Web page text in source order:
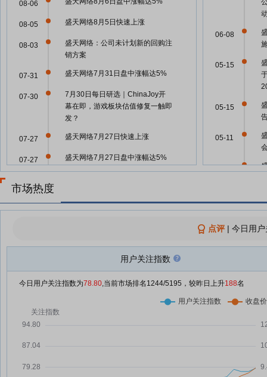
08-06
盛天网络8月5日快速上涨
08-05
盛天网络：公司未计划新的回购注
销方案
08-03
盛天网络7月31日盘中涨幅达5%
07-31
7月30日每日研选｜ChinaJoy开
幕在即，游戏板块估值修复一触即
发？
07-30
盛天网络7月27日快速上涨
07-27
盛天网络7月27日盘中涨幅达5%
07-27
流 探寻跨区域产业协同新机遇
07-19
明会闭口不谈数据，一季度业绩
07-09
07-09
06-08
05-15
05-15
05-11
04-24
市场热度
点评| 今日用
用户关注指数
今日用户关注指数为78.80,当前市场排名 1244/5195，较昨日上升188名